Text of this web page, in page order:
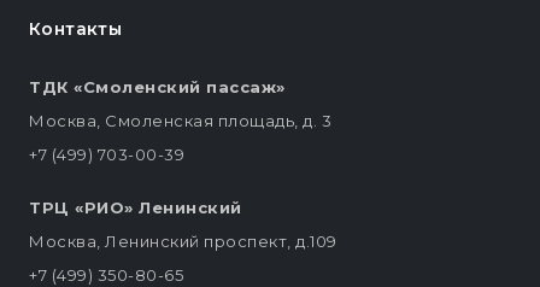
Контакты
ТДК «Смоленский пассаж»
Москва, Смоленская площадь, д. 3
+7 (499) 703-00-39
ТРЦ «РИО» Ленинский
Москва, Ленинский проспект, д.109
+7 (499) 350-80-65